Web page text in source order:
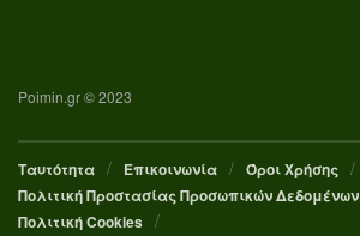
Poimin.gr © 2023
Ταυτότητα Επικοινωνία
Όροι Χρήσης
Πολιτική Προστασίας Προσωπικών Δεδομένων
Πολιτική Cookies